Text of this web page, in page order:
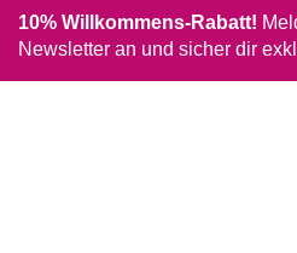
10% Willkommens-Rabatt!
Newsletter an und sicher dir